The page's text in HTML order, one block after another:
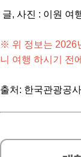
글, 사진 : 이원 여
※ 위 정보는 2026
니 여행 하시기 전
출처: 한국관광공